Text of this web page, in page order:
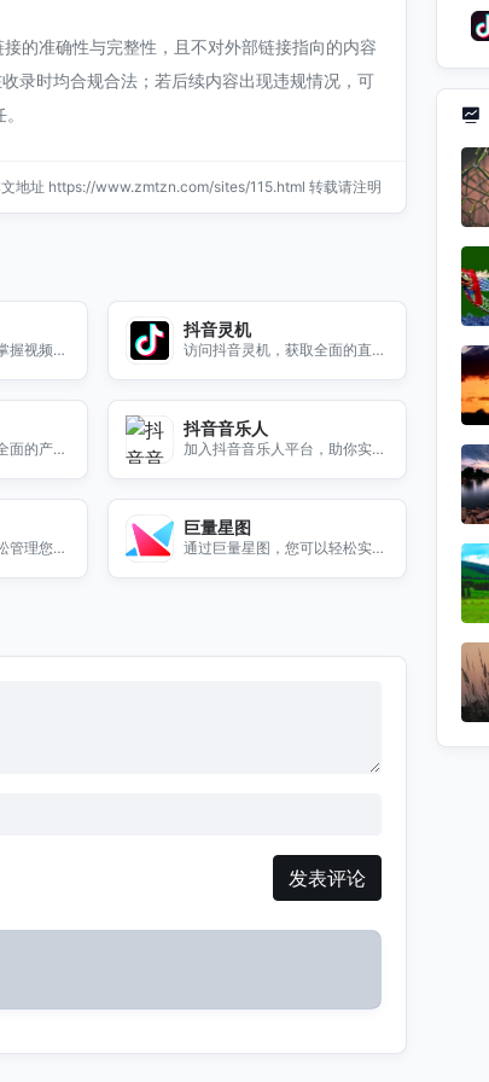
的准确性与完整性，且不对外部链接指向的内容
录时均合规合法；若后续内容出现违规情况，可
地址 https://www.zmtzn.com/sites/115.html 转载请注明
握视频创
抖音灵机
访问抖音灵机，获取全面的直播
面的产品
抖音音乐人
加入抖音音乐人平台，助你实现
管理您的
巨量星图
通过巨量星图，您可以轻松实现
发表评论